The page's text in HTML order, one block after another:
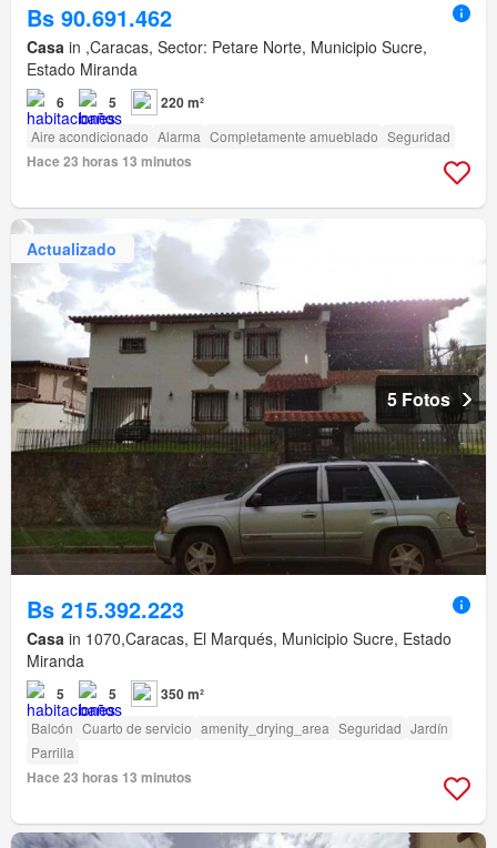
Bs 90.691.462
Casa in ,Caracas, Sector: Petare Norte, Municipio Sucre,
Estado Miranda
6 5 220 m²
Aire acondicionado Alarma Completamente amueblado Seguridad
Hace 23 horas 13 minutos
Actualizado
5 Fotos
Bs 215.392.223
Casa in 1070,Caracas, El Marqués, Municipio Sucre, Estado
Miranda
5 5 350 m²
Balcón Cuarto de servicio amenity_drying_area Seguridad Jardín
Parrilla
Hace 23 horas 13 minutos